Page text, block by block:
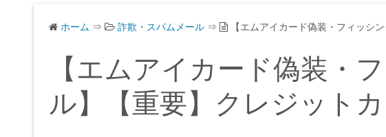
ホーム ⇒ 詐欺・スパムメール ⇒ 【エムアイカード偽装・フィッシ
【エムアイカード偽装・
ル】【重要】クレジット